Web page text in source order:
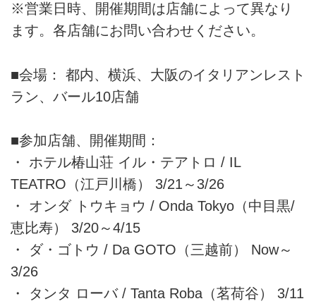
※営業日時、開催期間は店舗によって異なり
ます。各店舗にお問い合わせください。
■会場： 都内、横浜、大阪のイタリアンレスト
ラン、バール10店舗
■参加店舗、開催期間：
・ ホテル椿山荘 イル・テアトロ / IL
TEATRO（江戸川橋） 3/21～3/26
・ オンダ トウキョウ / Onda Tokyo（中目黒/
恵比寿） 3/20～4/15
・ ダ・ゴトウ / Da GOTO（三越前） Now～
3/26
・ タンタ ローバ / Tanta Roba（茗荷谷） 3/11